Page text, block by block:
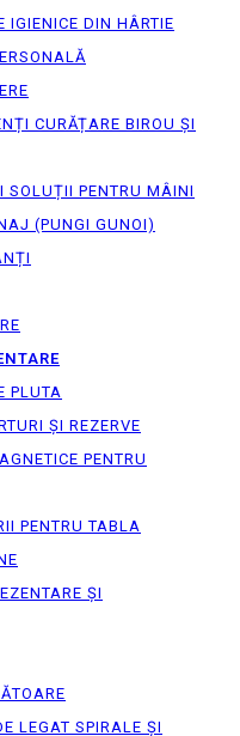
IGIENICE DIN HÂRTIE
CURĂȚARE BIROU ȘI
SOLUȚII PENTRU MÂINI
(PUNGI GUNOI)
PLUTA
ȘI REZERVE
PENTRU
PENTRU TABLA
ȘI
LEGAT SPIRALE ȘI